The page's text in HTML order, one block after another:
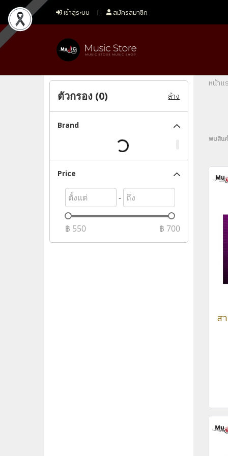
เข้าสู่ระบบ สมัครสมาชิก
หน้าแ
พบสิน
ส
ตัวกรอง (0) ล้าง
Brand
Price
-
฿ 550 ฿ 700